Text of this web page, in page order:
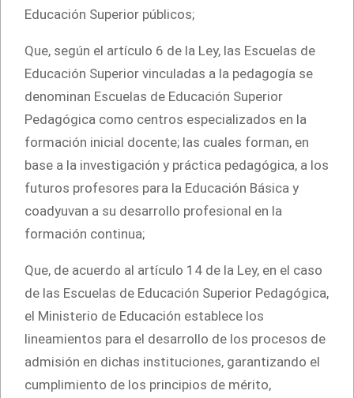
Educación Superior públicos;
Que, según el artículo 6 de la Ley, las Escuelas de
Educación Superior vinculadas a la pedagogía se
denominan Escuelas de Educación Superior
Pedagógica como centros especializados en la
formación inicial docente; las cuales forman, en
base a la investigación y práctica pedagógica, a los
futuros profesores para la Educación Básica y
coadyuvan a su desarrollo profesional en la
formación continua;
Que, de acuerdo al artículo 14 de la Ley, en el caso
de las Escuelas de Educación Superior Pedagógica,
el Ministerio de Educación establece los
lineamientos para el desarrollo de los procesos de
admisión en dichas instituciones, garantizando el
cumplimiento de los principios de mérito,